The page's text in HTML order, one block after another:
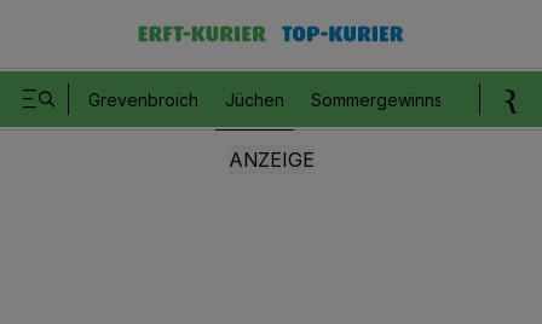
Grevenbroich Jüchen Sommergewinnspiel